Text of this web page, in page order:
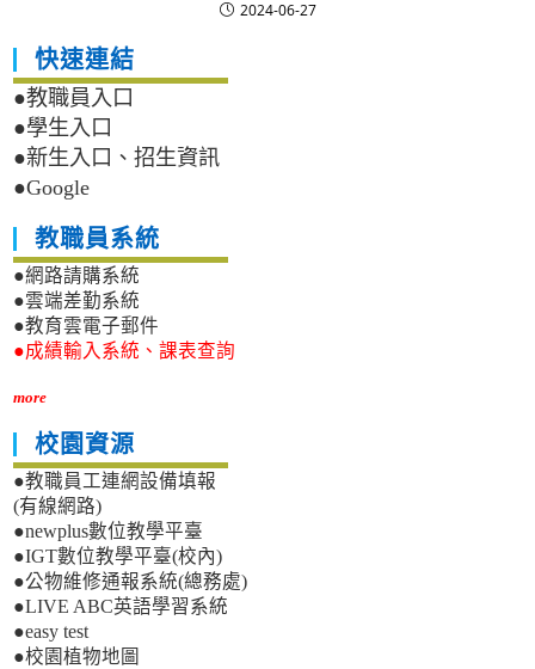
2024-06-27
快速連結
●教職員入口
●學生入口
●新生入口、招生資訊
●Google
教職員系統
●網路請購系統
●雲端差勤系統
●教育雲電子郵件
●成績輸入系統、課表查詢
more
校園資源
●教職員工連網設備填報
(有線網路)
●newplus數位教學平臺
●IGT數位教學平臺(校內)
●公物維修通報系統(總務處)
●LIVE ABC英語學習系統
●easy test
●校園植物地圖